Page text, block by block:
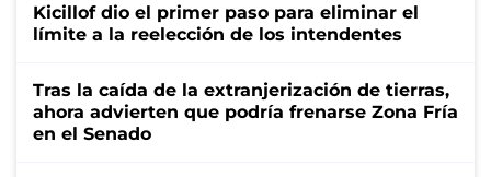
Kicillof dio el primer paso para eliminar el
límite a la reelección de los intendentes
Tras la caída de la extranjerización de tierras,
ahora advierten que podría frenarse Zona Fría
en el Senado